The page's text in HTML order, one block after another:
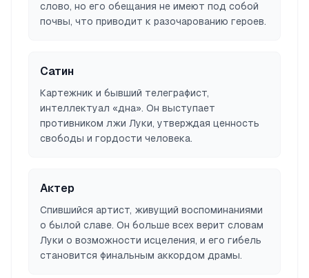
слово, но его обещания не имеют под собой
почвы, что приводит к разочарованию героев.
Сатин
Картежник и бывший телеграфист,
интеллектуал «дна». Он выступает
противником лжи Луки, утверждая ценность
свободы и гордости человека.
Актер
Спившийся артист, живущий воспоминаниями
о былой славе. Он больше всех верит словам
Луки о возможности исцеления, и его гибель
становится финальным аккордом драмы.